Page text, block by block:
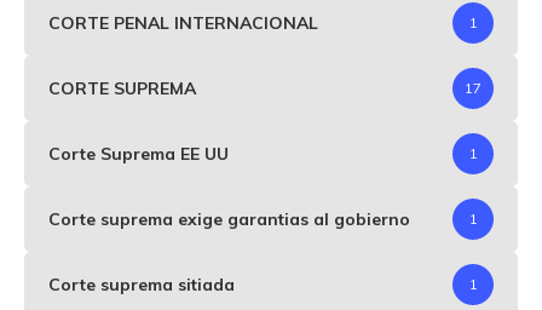
CORTE PENAL INTERNACIONAL 1
CORTE SUPREMA 17
Corte Suprema EE UU 1
Corte suprema exige garantias al gobierno 1
Corte suprema sitiada 1